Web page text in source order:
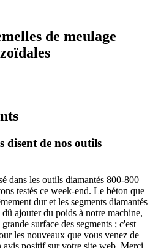
de meulage
disent de nos outils
testés ce week-end. Le béton que
dur et les segments diamantés
ajouter du poids à notre machine,
surface des segments ; c'est
les nouveaux que vous venez de